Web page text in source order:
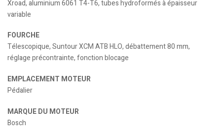
Xroad, aluminium 6061 T4-T6, tubes hydroformés à épaisseur
variable
FOURCHE
Télescopique, Suntour XCM ATB HLO, débattement 80 mm,
réglage précontrainte, fonction blocage
EMPLACEMENT MOTEUR
Pédalier
MARQUE DU MOTEUR
Bosch